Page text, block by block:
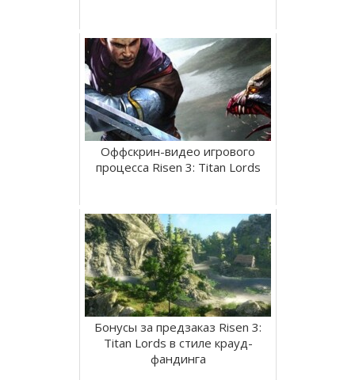
Оффскрин-видео игрового
процесса Risen 3: Titan Lords
Бонусы за предзаказ Risen 3:
Titan Lords в стиле крауд-
фандинга